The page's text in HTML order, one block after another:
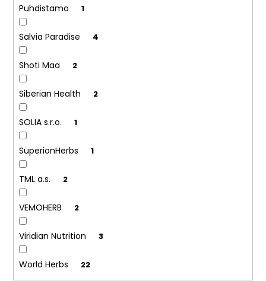
Puhdistamo 1
Salvia Paradise 4
Shoti Maa 2
Siberian Health 2
SOLIA s.r.o. 1
SuperionHerbs 1
TML a.s. 2
VEMOHERB 2
Viridian Nutrition 3
World Herbs 22
m